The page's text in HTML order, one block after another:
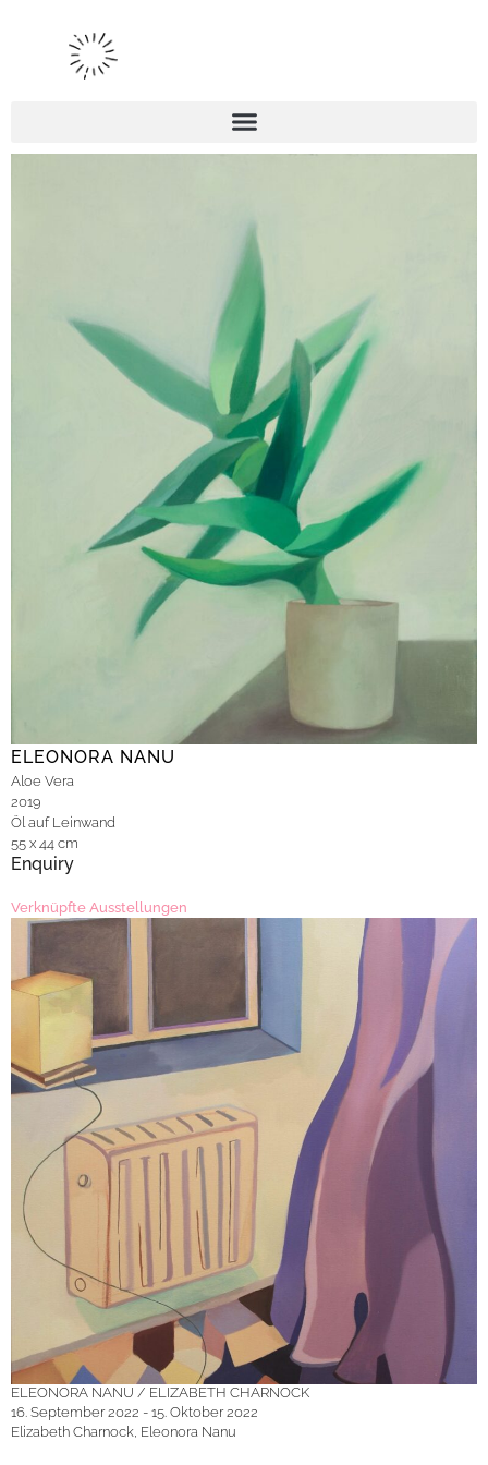
ELEONORA NANU
Aloe Vera
2019
Öl auf Leinwand
55 x 44 cm
Enquiry
Verknüpfte Ausstellungen
ELEONORA NANU / ELIZABETH CHARNOCK
16. September 2022 - 15. Oktober 2022
Elizabeth Charnock, Eleonora Nanu